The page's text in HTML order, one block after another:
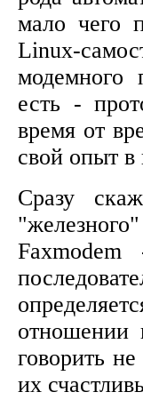
мало чего
Linux-
модемного
есть -
время от
свой опыт в
Сразу
отношении
говорить
их